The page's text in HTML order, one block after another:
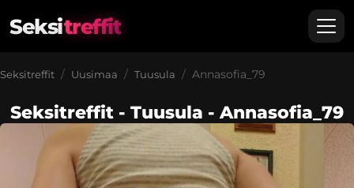
Seksitreffit
Seksitreffit Uusimaa Tuusula Annasofia_79
Seksitreffit - Tuusula - Annasofia_79